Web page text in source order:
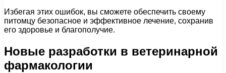
Избегая этих ошибок, вы сможете обеспечить своему
питомцу безопасное и эффективное лечение, сохранив
его здоровье и благополучие.
Новые разработки в ветеринарной
фармакологии